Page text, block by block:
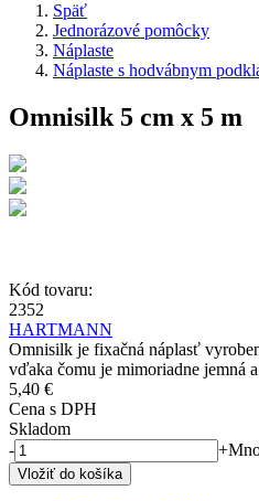
Späť
Jednorázové pomôcky
Náplaste
Náplaste s hodvábnym
Omnisilk 5 cm x 5 m
Kód tovaru:
2352
HARTMANN
Omnisilk je fixačná náplasť
vďaka čomu je mimoriadne jemná
5,40 €
Cena s DPH
Skladom
-
+